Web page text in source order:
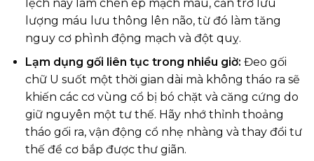
lệch này làm chèn ép mạch máu, cản trở lưu
lượng máu lưu thông lên não, từ đó làm tăng
nguy cơ phình động mạch và đột quỵ.
Lạm dụng gối liên tục trong nhiều giờ: Đeo gối
chữ U suốt một thời gian dài mà không tháo ra sẽ
khiến các cơ vùng cổ bị bó chặt và căng cứng do
giữ nguyên một tư thế. Hãy nhớ thỉnh thoảng
tháo gối ra, vận động cổ nhẹ nhàng và thay đổi tư
thế để cơ bắp được thư giãn.